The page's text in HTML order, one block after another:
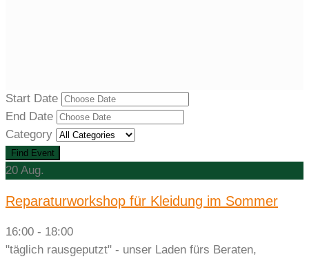
Start Date
End Date
Category
20 Aug.
Reparaturworkshop für Kleidung im Sommer
16:00 - 18:00
"täglich rausgeputzt" - unser Laden fürs Beraten,